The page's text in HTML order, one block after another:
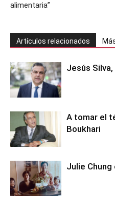
alimentaria”
Artículos relacionados
Jesús Silva,
A tomar el
Boukhari
Julie